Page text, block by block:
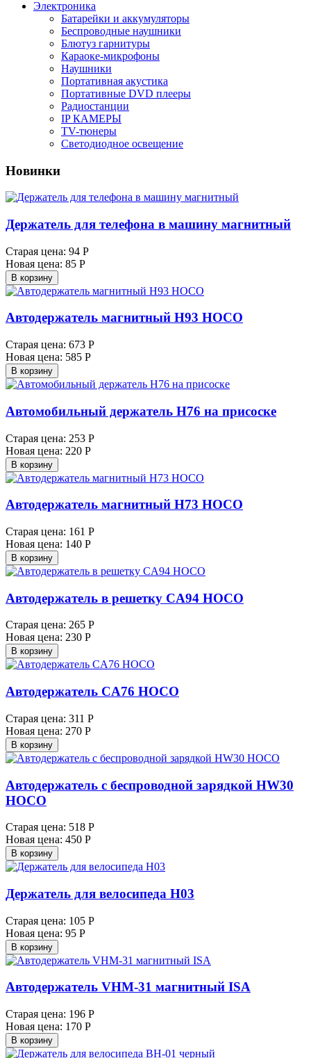
Электроника
Батарейки и аккумуляторы
Беспроводные наушники
Блютуз гарнитуры
Караоке-микрофоны
Наушники
Портативная акустика
Портативные DVD плееры
Радиостанции
IP КАМЕРЫ
TV-тюнеры
Светодиодное освещение
Новинки
Держатель для телефона в машину магнитный
Старая цена: 94 Р
Новая цена: 85 Р
В корзину
Автодержатель магнитный H93 HOCO
Старая цена: 673 Р
Новая цена: 585 Р
В корзину
Автомобильный держатель H76 на присоске
Старая цена: 253 Р
Новая цена: 220 Р
В корзину
Автодержатель магнитный H73 HOCO
Старая цена: 161 Р
Новая цена: 140 Р
В корзину
Автодержатель в решетку CA94 HOCO
Старая цена: 265 Р
Новая цена: 230 Р
В корзину
Автодержатель CA76 HOCO
Старая цена: 311 Р
Новая цена: 270 Р
В корзину
Автодержатель с беспроводной зарядкой HW30
HOCO
Старая цена: 518 Р
Новая цена: 450 Р
В корзину
Держатель для велосипеда H03
Старая цена: 105 Р
Новая цена: 95 Р
В корзину
Автодержатель VHМ-31 магнитный ISA
Старая цена: 196 Р
Новая цена: 170 Р
В корзину